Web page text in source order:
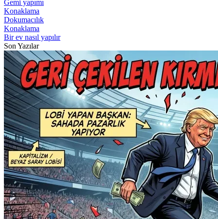
Gemi yapımı
Konaklama
Dokumacılık
Konaklama
Bir ev nasıl yapılır
Son Yazılar